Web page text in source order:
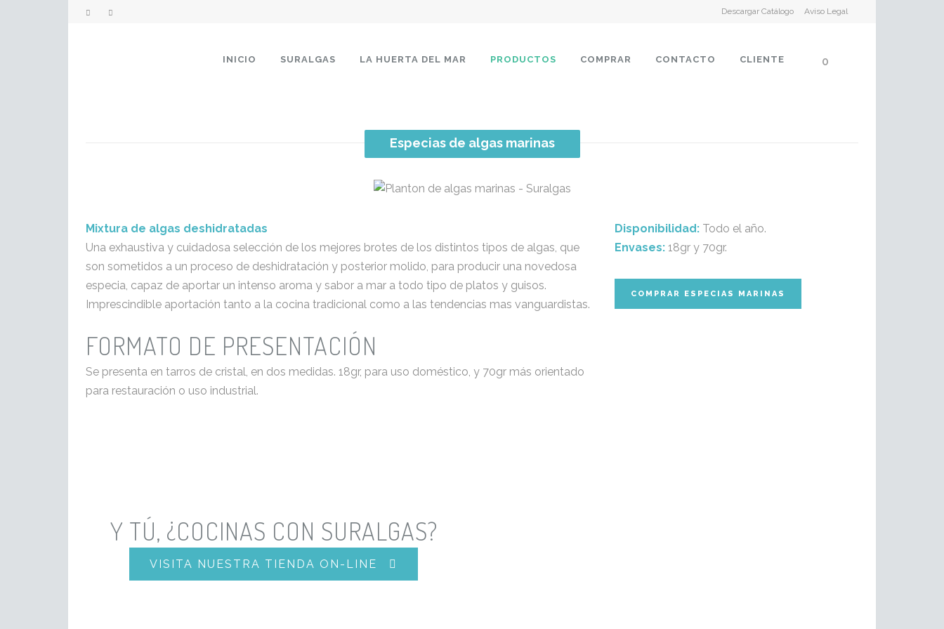
Descargar Catálogo Aviso Legal
0
INICIO SURALGAS LA HUERTA DEL MAR PRODUCTOS COMPRAR CONTACTO CLIENTE
Especias de algas marinas
Mixtura de algas deshidratadas
Una exhaustiva y cuidadosa selección de los mejores brotes de los distintos tipos de algas, que
son sometidos a un proceso de deshidratación y posterior molido, para producir una novedosa
especia, capaz de aportar un intenso aroma y sabor a mar a todo tipo de platos y guisos.
Imprescindible aportación tanto a la cocina tradicional como a las tendencias mas vanguardistas.
FORMATO DE PRESENTACIÓN
Se presenta en tarros de cristal, en dos medidas. 18gr, para uso doméstico, y 70gr más orientado
para restauración o uso industrial.
Disponibilidad: Todo el año.
Envases: 18gr y 70gr.
COMPRAR ESPECIAS MARINAS
Y TÚ, ¿COCINAS CON SURALGAS?
VISITA NUESTRA TIENDA ON-LINE